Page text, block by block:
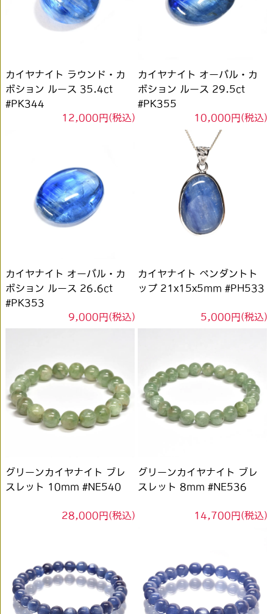
カイヤナイト ラウンド・カ
ボション ルース 35.4ct
#PK344
12,000円(税込)
カイヤナイト オーバル・カ
ボション ルース 29.5ct
#PK355
10,000円(税込)
カイヤナイト オーバル・カ
ボション ルース 26.6ct
#PK353
9,000円(税込)
カイヤナイト ペンダントト
ップ 21x15x5mm #PH533
5,000円(税込)
グリーンカイヤナイト ブレ
スレット 10mm #NE540
28,000円(税込)
グリーンカイヤナイト ブレ
スレット 8mm #NE536
14,700円(税込)